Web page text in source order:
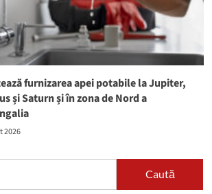
furnizarea apei potabile la Jupiter,
și Saturn și în zona de Nord a
2026